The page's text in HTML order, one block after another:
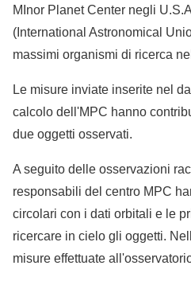
MInor Planet Center negli
(International Astronomical
massimi organismi di ricerca
Le misure inviate inserite nel
calcolo dell'MPC hanno
due oggetti osservati.
A seguito delle osservazioni
responsabili del centro MPC
circolari con i dati orbitali e le
ricercare in cielo gli oggetti.
misure effettuate